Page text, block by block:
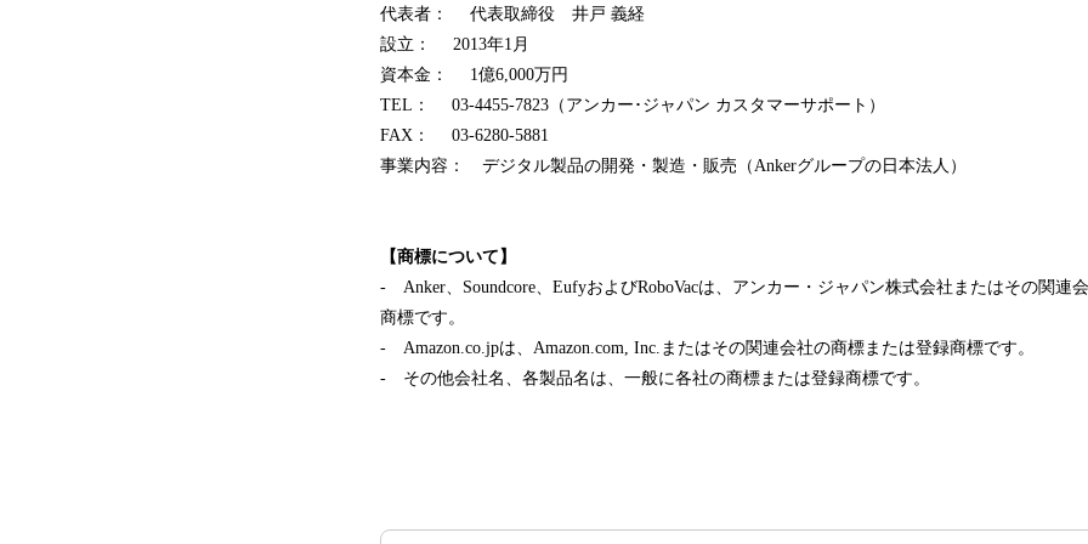
代表者： 代表取締役 井戸 義経
設立： 2013年1月
資本金： 1億6,000万円
TEL： 03-4455-7823（アンカー･ジャパン カスタマーサポート）
FAX： 03-6280-5881
事業内容： デジタル製品の開発・製造・販売（Ankerグループの日本法人）
【商標について】
- Anker、Soundcore、EufyおよびRoboVacは、アンカー・ジャパン株式会社またはその関連
商標です。
- Amazon.co.jpは、Amazon.com, Inc.またはその関連会社の商標または登録商標です。
- その他会社名、各製品名は、一般に各社の商標または登録商標です。